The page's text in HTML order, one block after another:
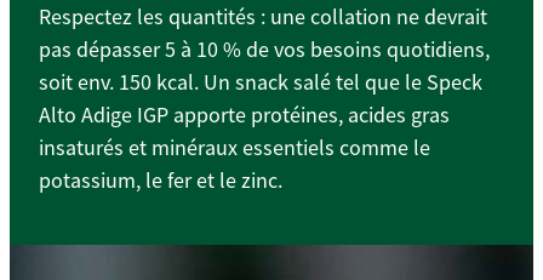
Respectez les quantités : une collation ne devrait
pas dépasser 5 à 10 % de vos besoins quotidiens,
soit env. 150 kcal. Un snack salé tel que le Speck
Alto Adige IGP apporte protéines, acides gras
insaturés et minéraux essentiels comme le
potassium, le fer et le zinc.